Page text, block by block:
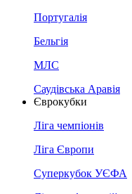
Португалія
Бельгія
МЛС
Саудівська Аравія
Єврокубки
Ліга чемпіонів
Ліга Європи
Суперкубок УЄФА